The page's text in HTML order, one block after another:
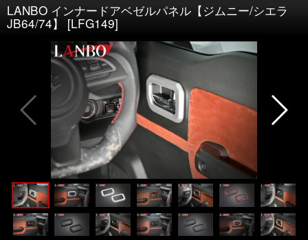
LANBO インナードアベゼルパネル【ジムニー/シエラ
JB64/74】 [LFG149]